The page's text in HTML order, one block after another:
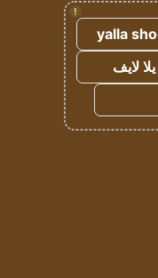
!
yalla
يلا لايف